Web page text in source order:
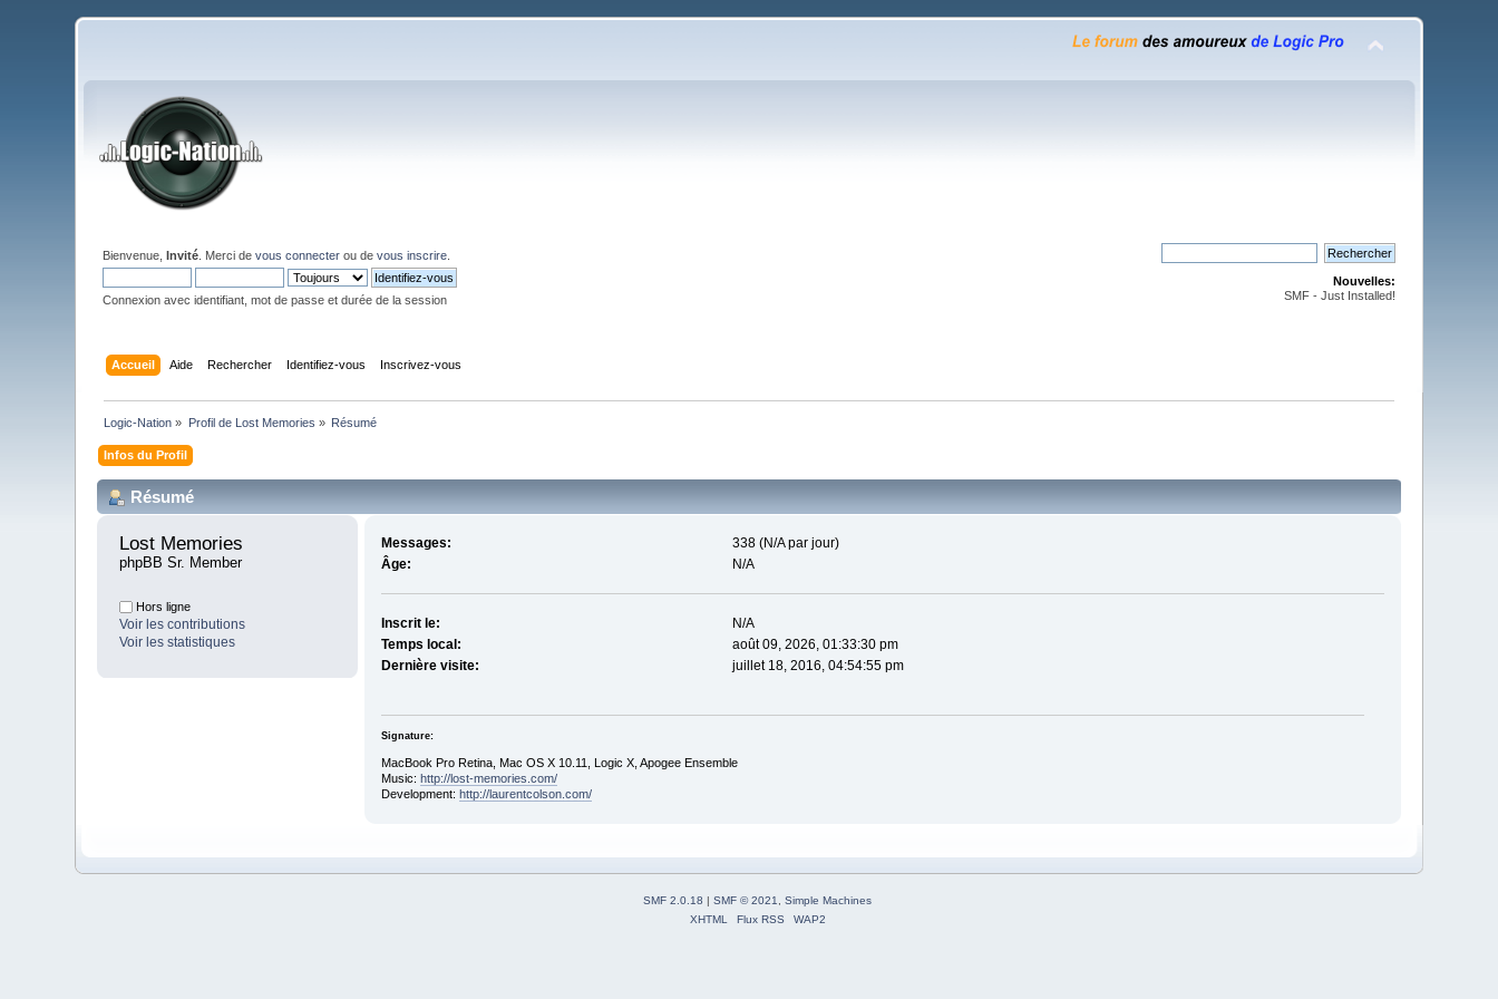
Bienvenue,Invité . Merci devous connecter ou devous inscrire
Connexion avec identifiant, mot de passe et durée de la session
Nouvelles:
SMF - Just Installed!
Accueil Aide Rechercher Identifiez-vous Inscrivez-vous
Logic-Nation » Profil de Lost Memories » Résumé
Infos du Profil
Résumé
Lost Memories
phpBB Sr. Member
Hors ligne
Voir les contributions
Voir les statistiques
Messages:
338 (N/A par jour)
Âge:
N/A
Inscrit le:
N/A
Temps local:
août 09, 2026, 01:33:30 pm
Dernière visite:
juillet 18, 2016, 04:54:55 pm
Signature:
MacBook Pro Retina, Mac OS X 10.11, Logic X, Apogee Ensemble
Music: http://lost-memories.com/
Development: http://laurentcolson.com/
SMF 2.0.18 | SMF © 2021
Simple Machines
XHTML
Flux RSS WAP2